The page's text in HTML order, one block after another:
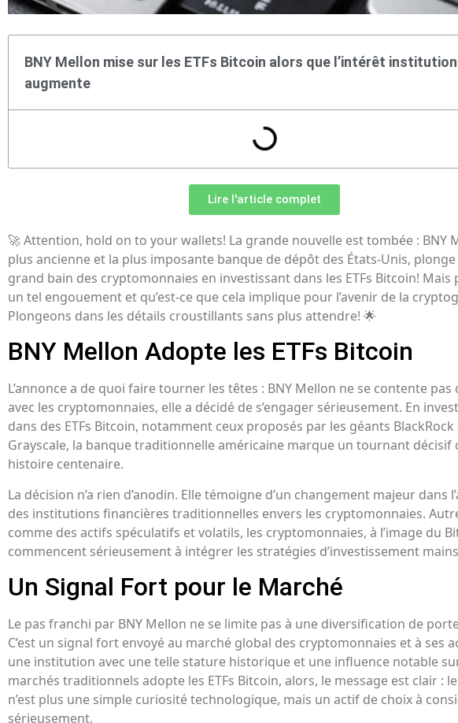
BNY Mellon mise sur les ETFs Bitcoin alors que l’intérêt
augmente
Lire l'article complet
🚀 Attention, hold on to your wallets! La grande nouvelle est tombée : BNY
plus ancienne et la plus imposante banque de dépôt des États-Unis,
grand bain des cryptomonnaies en investissant dans les ETFs Bitcoin! Mais
un tel engouement et qu’est-ce que cela implique pour l’avenir de la
Plongeons dans les détails croustillants sans plus attendre! 🌟
BNY Mellon Adopte les ETFs Bitcoin
L’annonce a de quoi faire tourner les têtes : BNY Mellon ne se contente
avec les cryptomonnaies, elle a décidé de s’engager sérieusement. En
dans des ETFs Bitcoin, notamment ceux proposés par les géants BlackRock
Grayscale, la banque traditionnelle américaine marque un tournant décisif
histoire centenaire.
La décision n’a rien d’anodin. Elle témoigne d’un changement majeur dans
des institutions financières traditionnelles envers les cryptomonnaies.
comme des actifs spéculatifs et volatils, les cryptomonnaies, à l’image du
commencent sérieusement à intégrer les stratégies d’investissement
Un Signal Fort pour le Marché
Le pas franchi par BNY Mellon ne se limite pas à une diversification de
C’est un signal fort envoyé au marché global des cryptomonnaies et à ses
une institution avec une telle stature historique et une influence notable
marchés traditionnels adopte les ETFs Bitcoin, alors, le message est clair :
n’est plus une simple curiosité technologique, mais un actif de choix à
sérieusement.